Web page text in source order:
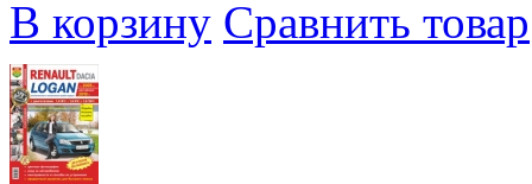
В корзину Сравнить товар